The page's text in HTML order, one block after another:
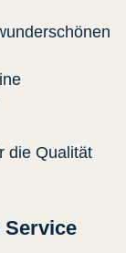
die Qualität
Service